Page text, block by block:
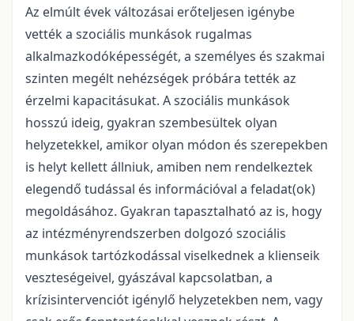
Az elmúlt évek változásai erőteljesen igénybe
vették a szociális munkások rugalmas
alkalmazkodóképességét, a személyes és szakmai
szinten megélt nehézségek próbára tették az
érzelmi kapacitásukat. A szociális munkások
hosszú ideig, gyakran szembesültek olyan
helyzetekkel, amikor olyan módon és szerepekben
is helyt kellett állniuk, amiben nem rendelkeztek
elegendő tudással és információval a feladat(ok)
megoldásához. Gyakran tapasztalható az is, hogy
az intézményrendszerben dolgozó szociális
munkások tartózkodással viselkednek a klienseik
veszteségeivel, gyászával kapcsolatban, a
krízisintervenciót igénylő helyzetekben nem, vagy